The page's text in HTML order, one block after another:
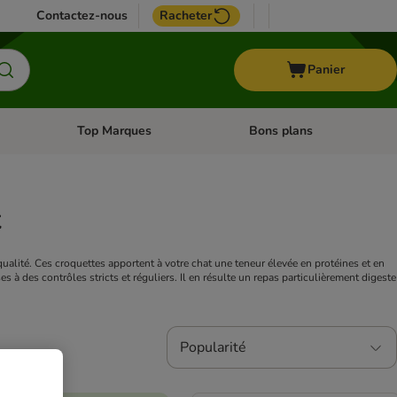
Contactez-nous Racheter
Panier
Oiseau
Dérouler les catégories: Cheval
Top Marques Dérouler les catégories: Top
Bons plans
Ces croquettes apportent à votre chat une teneur élevée en protéines et en
à des contrôles stricts et réguliers. Il en résulte un repas particulièrement digeste
Popularité